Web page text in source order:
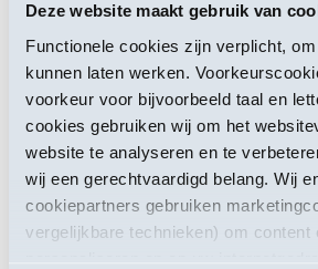
Deze website maakt gebruik van
Functionele cookies zijn verplicht,
kunnen laten werken.
voorkeur voor bijvoorbeeld taal en
cookies gebruiken wij om het
website te analyseren en te
wij een gerechtvaardigd belang. Wij
cookiepartners gebruiken
vergelijkbare technieken) om content
personaliseren en op uw
natuurlijk een betrouwbare partner.
niet alleen een goed product levert,
kwaliteit van dienstverlening hoog
heeft staan. Bot Ramen & Deuren is
weru zekerheden
Kwaliteit en maatwerk staan bij